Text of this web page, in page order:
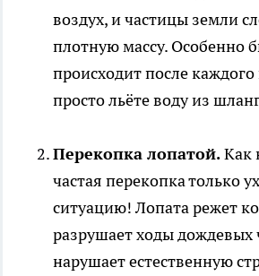
воздух, и частицы земли
плотную массу. Особенно
происходит после
просто льёте воду из
Перекопка лопатой.Как
частая перекопка только
ситуацию! Лопата режет
разрушает ходы дождевых
нарушает естественную